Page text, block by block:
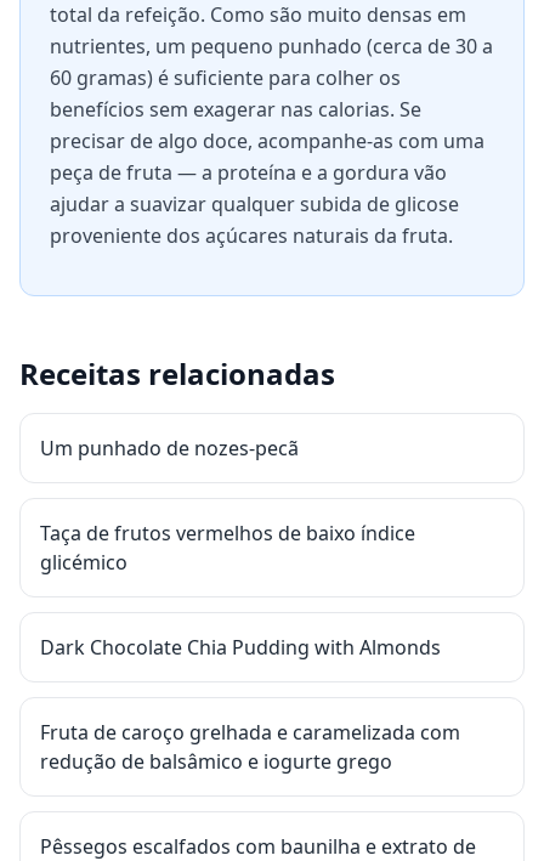
total da refeição. Como são muito densas em
nutrientes, um pequeno punhado (cerca de 30 a
60 gramas) é suficiente para colher os
benefícios sem exagerar nas calorias. Se
precisar de algo doce, acompanhe-as com uma
peça de fruta — a proteína e a gordura vão
ajudar a suavizar qualquer subida de glicose
proveniente dos açúcares naturais da fruta.
Receitas relacionadas
Um punhado de nozes-pecã
Taça de frutos vermelhos de baixo índice
glicémico
Dark Chocolate Chia Pudding with Almonds
Fruta de caroço grelhada e caramelizada com
redução de balsâmico e iogurte grego
Pêssegos escalfados com baunilha e extrato de